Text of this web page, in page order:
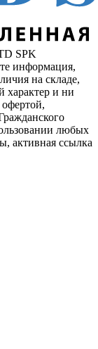
SPK
информация,
на складе,
характер и ни
любых
активная ссылка